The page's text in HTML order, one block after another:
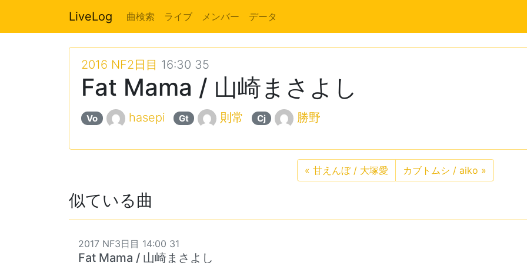
LiveLog 曲検索 ライブ メンバー データ
2016 NF2日目 16:30 35
Fat Mama / 山崎まさよし
Vo hasepi Gt 則常 Cj 勝野
« 甘えんぼ / 大塚愛 カブトムシ / aiko »
似ている曲
2017 NF3日目 14:00 31
Fat Mama / 山崎まさよし